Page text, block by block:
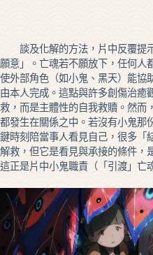
談及化解的方法，片中反覆提
願意」。亡魂若不願放下，任何人
使外部角色（如小鬼、黑天）能協
由本人完成。這點與許多創傷治癒
救，而是主體性的自我救贖。然而
都發生在關係之中。若沒有小鬼那
鍵時刻陪當事人看見自己，很多「
解救，但它是看見與承接的條件，
這正是片中小鬼職責（「引渡」亡